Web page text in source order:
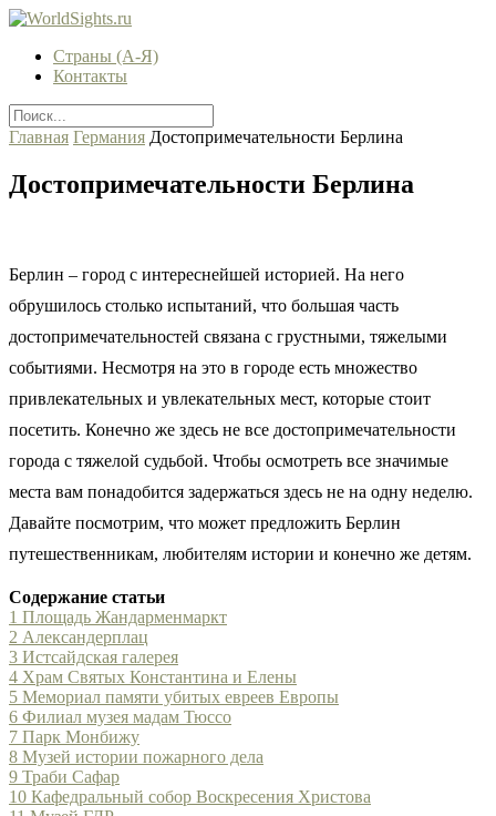
Страны (А-Я)
Контакты
Главная Германия Достопримечательности Берлина
Достопримечательности Берлина
Берлин – город с интереснейшей историей. На него
обрушилось столько испытаний, что большая часть
достопримечательностей связана с грустными, тяжелыми
событиями. Несмотря на это в городе есть множество
привлекательных и увлекательных мест, которые стоит
посетить. Конечно же здесь не все достопримечательности
города с тяжелой судьбой. Чтобы осмотреть все значимые
места вам понадобится задержаться здесь не на одну неделю.
Давайте посмотрим, что может предложить Берлин
путешественникам, любителям истории и конечно же детям.
Содержание статьи
1 Площадь Жандарменмаркт
2 Александерплац
3 Истсайдская галерея
4 Храм Святых Константина и Елены
5 Мемориал памяти убитых евреев Европы
6 Филиал музея мадам Тюссо
7 Парк Монбижу
8 Музей истории пожарного дела
9 Траби Сафар
10 Кафедральный собор Воскресения Христова